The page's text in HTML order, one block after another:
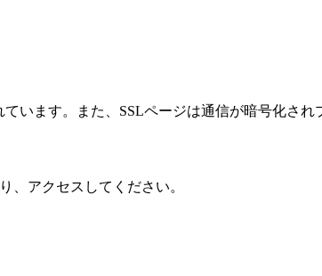
います。また、SSLページは通信が暗号化され
、アクセスしてください。